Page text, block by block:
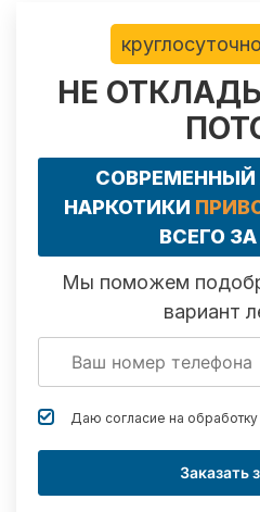
НЕ
СОВРЕМЕННЫЙ
НАРКОТИКИ
ВСЕГО
Мы поможем
вариант
Даю согласие на обработку
Заказать